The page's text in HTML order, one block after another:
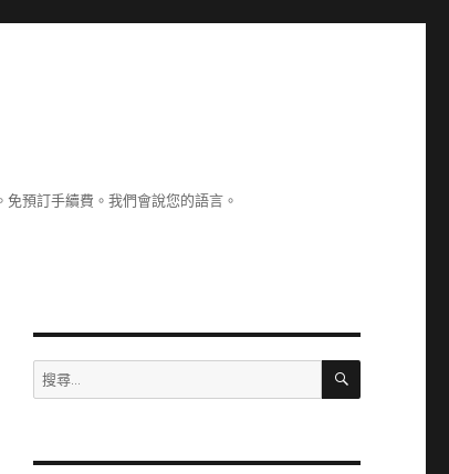
預訂手續費。我們會說您的語言。
搜
尋
字:
搜